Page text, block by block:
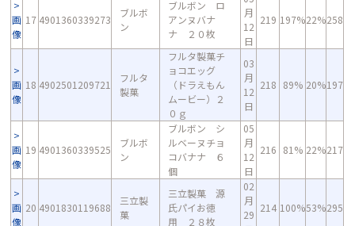
画
像
17 4901360339273
ブルボ
ン
ブルボン ロ
アンヌバナ
ナ ２０枚
月
12
日
219 197%22%258
画
像
18 4902501209721
フルタ
製菓
フルタ製菓チ
ョコエッグ
（ドラえもん
ムービー）２
０ｇ
03
月
12
日
218 89% 20%197
画
像
19 4901360339525
ブルボ
ン
ブルボン シ
ルベーヌチョ
コバナナ ６
個
05
月
12
日
216 81% 22%217
画
像
20 4901830119688
三立製
菓
三立製菓 源
氏パイお徳
用 ２８枚
02
月
29
214 100%53%295